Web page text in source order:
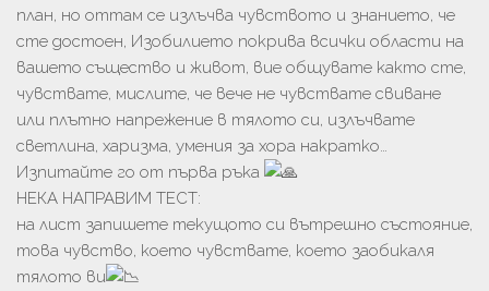
план, но оттам се излъчва чувството и знанието, че
сте достоен, Изобилието покрива всички области на
вашето същество и живот, вие общувате както сте,
чувствате, мислите, че вече не чувствате свиване
или плътно напрежение в тялото си, излъчвате
светлина, харизма, умения за хора накратко…
Изпитайте го от първа ръка
НЕКА НАПРАВИМ ТЕСТ:
на лист запишете текущото си вътрешно състояние,
това чувство, което чувствате, което заобикаля
тялото ви